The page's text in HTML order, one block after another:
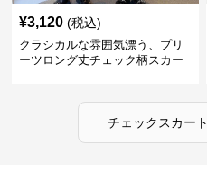
¥3,120 (税込)
クラシカルな雰囲気漂う、プリ
ーツロング丈チェック柄スカー
チェックスカート